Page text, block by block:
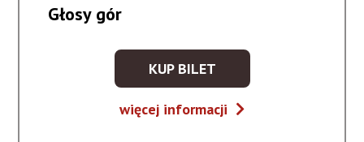
Głosy gór
KUP BILET
KUP
NA
więcej informacji
Głosy